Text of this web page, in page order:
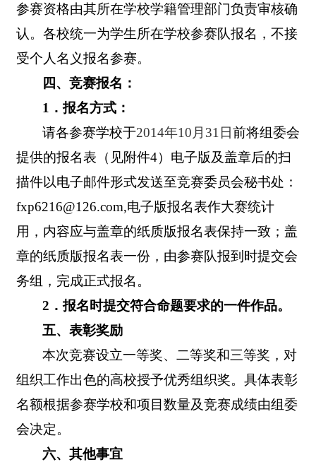
参赛资格由其所在学校学籍管理部门负责审核确
认。各校统一为学生所在学校参赛队报名，不接
受个人名义报名参赛。
四、竞赛报名：
1 ．报名方式：
请各参赛学校于2014年10 月 31 日前将组委会
提供的报名表（见附件4）电子版及盖章后的扫
描件以电子邮件形式发送至竞赛委员会秘书处：
fxp6216@126.com,电子版报名表作大赛统计
用，内容应与盖章的纸质版报名表保持一致；盖
章的纸质版报名表一份，由参赛队报到时提交会
务组，完成正式报名。
2 ．报名时提交符合命题要求的一件作品。
五、表彰奖励
本次竞赛设立一等奖、二等奖和三等奖，对
组织工作出色的高校授予优秀组织奖。具体表彰
名额根据参赛学校和项目数量及竞赛成绩由组委
会决定。
六、其他事宜